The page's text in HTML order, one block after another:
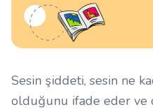
Sesin şiddeti, sesin ne
olduğunu ifade eder ve